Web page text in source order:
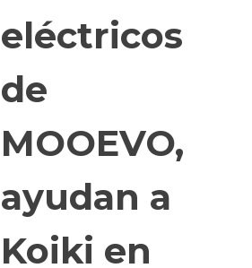
eléctricos
de
MOOEVO,
ayudan a
Koiki en